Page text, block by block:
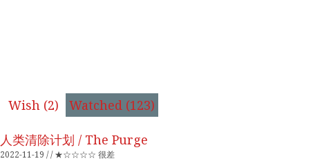
Wish (2) Watched (123)
人类清除计划 / The Purge
2022-11-19 / / ★☆☆☆☆ 很差